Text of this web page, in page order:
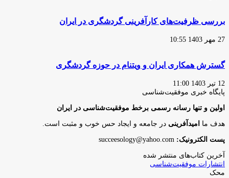
بررسی ظرفیت‌‌‌های کارآفرینی گردشگری در ایران
27 مهر 1403 10:55
گسترش همکاری ایران و ویتنام در حوزه گردشگری
12 تیر 1403 11:00
پایگاه‌ خبری موفقیت‌شناسی
اولین و تنها رسانه رسمی برخط موفقیت‌شناسی در ایران
هدف ما امیدآفرینی در جامعه و ایجاد حس خوب و مثبت است.
پست الکترونیک:
آخرین کتاب‌های منتشر شده
انتشارات موفقیت‌شناسی
محک